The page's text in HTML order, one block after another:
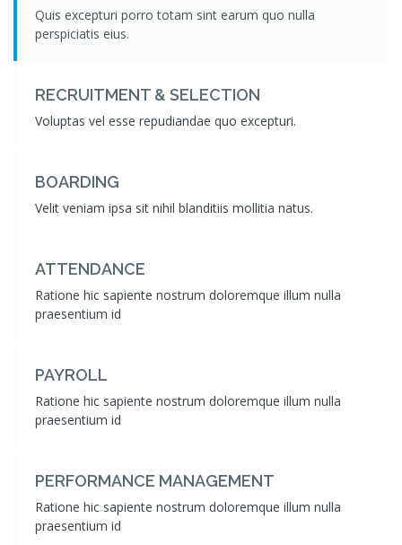
Quis excepturi porro totam sint earum quo nulla
perspiciatis eius.
RECRUITMENT & SELECTION
Voluptas vel esse repudiandae quo excepturi.
BOARDING
Velit veniam ipsa sit nihil blanditiis mollitia natus.
ATTENDANCE
Ratione hic sapiente nostrum doloremque illum nulla
praesentium id
PAYROLL
Ratione hic sapiente nostrum doloremque illum nulla
praesentium id
PERFORMANCE MANAGEMENT
Ratione hic sapiente nostrum doloremque illum nulla
praesentium id